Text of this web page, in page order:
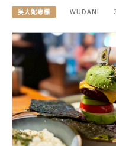
吳大妮專欄 WUDANI